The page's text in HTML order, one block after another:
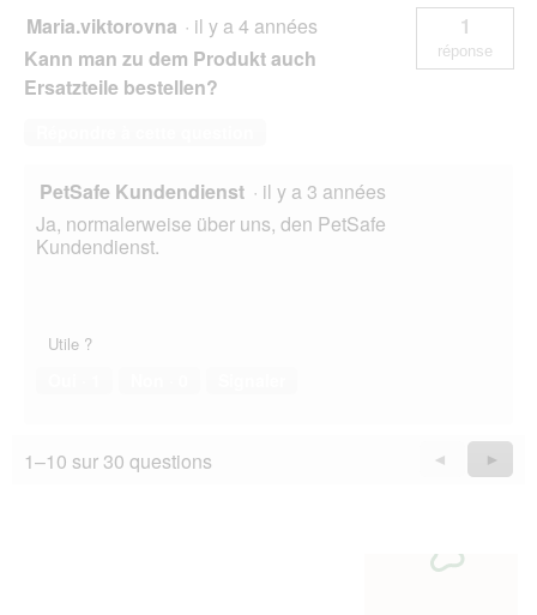
Maria.viktorovna · il y a 4 années
Kann man zu dem Produkt auch
Ersatzteile bestellen?
1
réponse
PetSafe Kundendienst · il y a 3 années
Ja, normalerweise über uns, den PetSafe
Kundendienst.
Utile ?
1–10 sur 30 questions
Précédent
Questions
◄ ►